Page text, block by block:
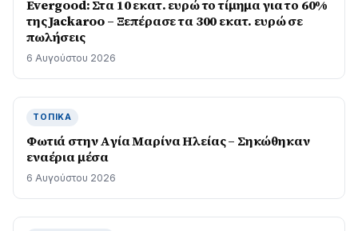
Evergood: Στα 10 εκατ. ευρώ το τίμημα για το 60%
της Jackaroo – Ξεπέρασε τα 300 εκατ. ευρώ σε
πωλήσεις
6 Αυγούστου 2026
ΤΟΠΙΚΆ
Φωτιά στην Aγία Μαρίνα Ηλείας – Σηκώθηκαν
εναέρια μέσα
6 Αυγούστου 2026